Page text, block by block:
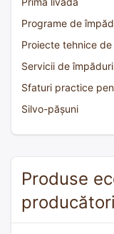
Programe de
Proiecte tehnice
Servicii de
Sfaturi practice
Silvo-pășuni
Produse